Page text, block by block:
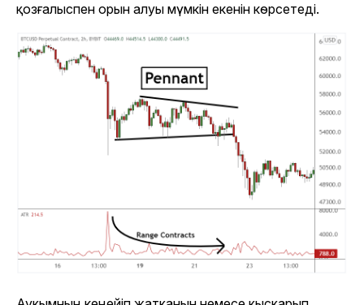
қозғалыспен орын алуы мүмкін екенін көрсетеді.